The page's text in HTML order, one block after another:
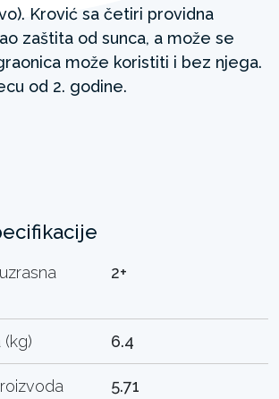
Krović sa četiri providna
zaštita od sunca, a može se
može koristiti i bez njega.
od 2. godine.
2+
(kg) 6.4
5.71